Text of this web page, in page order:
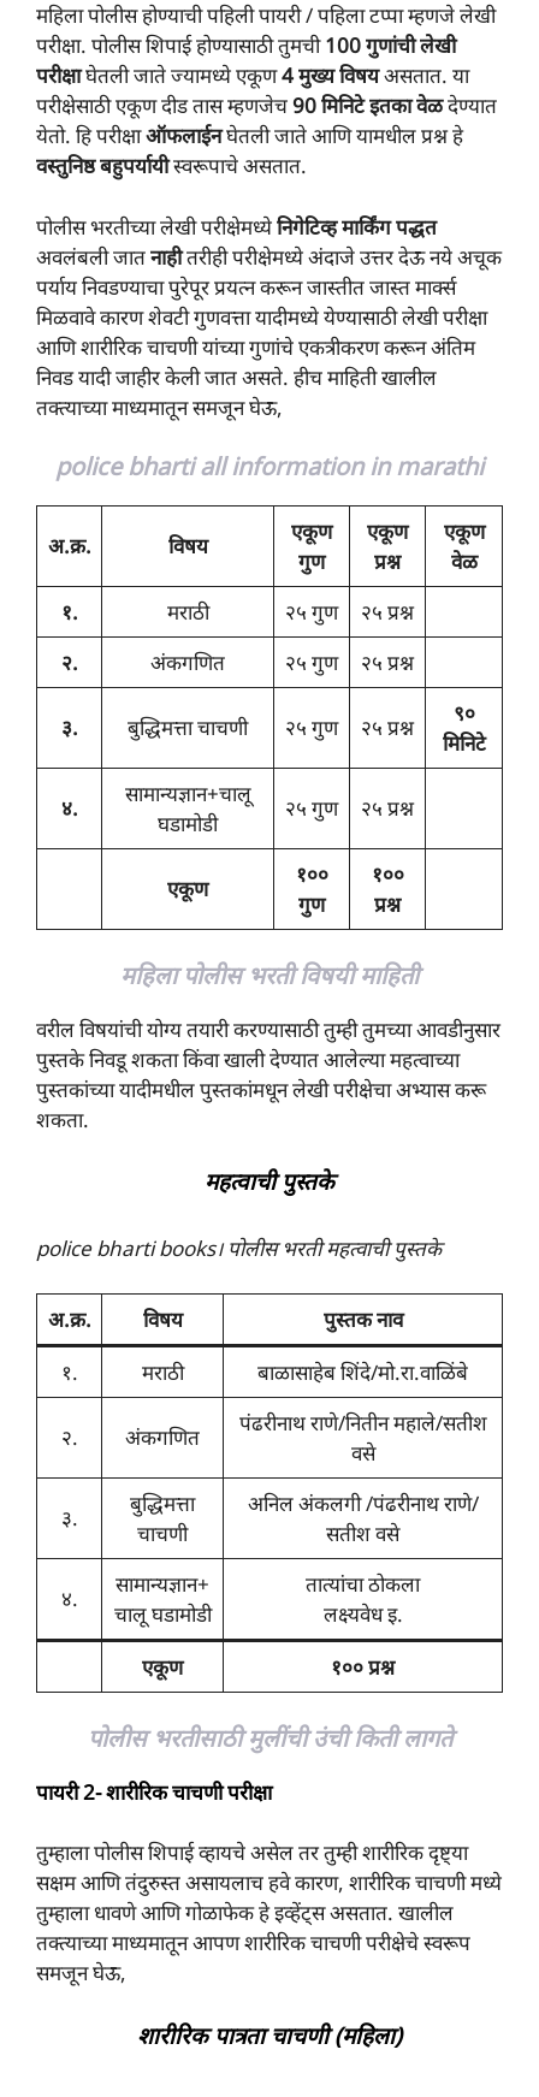
महिला पोलीस होण्याची पहिली पायरी / पहिला टप्पा म्हणजे लेखी
परीक्षा. पोलीस शिपाई होण्यासाठी तुमची100 गुणांची लेखी
परीक्षाघेतली जाते ज्यामध्ये एकूण4 मुख्य विषयअसतात. या
परीक्षेसाठी एकूण दीड तास म्हणजेच90 मिनिटे इतका वेळदेण्यात
येतो. हि परीक्षाऑफलाईनघेतली जाते आणि यामधील प्रश्न हे
वस्तुनिष्ठ बहुपर्यायीस्वरूपाचे असतात.
पोलीस भरतीच्या लेखी परीक्षेमध्येनिगेटिव्ह मार्किंग पद्धत
अवलंबली जातनाहीतरीही परीक्षेमध्ये अंदाजे उत्तर देऊ नये अचूक
पर्याय निवडण्याचा पुरेपूर प्रयत्न करून जास्तीत जास्त मार्क्स
मिळवावे कारण शेवटी गुणवत्ता यादीमध्ये येण्यासाठी लेखी परीक्षा
आणि शारीरिक चाचणी यांच्या गुणांचे एकत्रीकरण करून अंतिम
निवड यादी जाहीर केली जात असते. हीच माहिती खालील
तक्त्याच्या माध्यमातून समजून घेऊ,
police bharti all information in marathi
अ.क्र. विषय
एकूण
गुण
एकूण
प्रश्न
एकूण
वेळ
१.
मराठी २५ गुण
२५ प्रश्न
२.
अंकगणित २५ गुण २५ प्रश्न
३. बुद्धिमत्ता चाचणी २५ गुण २५ प्रश्न
९०
मिनिटे
४.
सामान्यज्ञान+चालू
घडामोडी
२५ गुण २५ प्रश्न
एकूण
१००
गुण
१००
प्रश्न
महिला पोलीस भरती विषयी माहिती
वरील विषयांची योग्य तयारी करण्यासाठी तुम्ही तुमच्या आवडीनुसार
पुस्तके निवडू शकता किंवा खाली देण्यात आलेल्या महत्वाच्या
पुस्तकांच्या यादीमधील पुस्तकांमधून लेखी परीक्षेचा अभ्यास करू
शकता.
महत्वाची पुस्तके
police bharti books। पोलीस भरती महत्वाची पुस्तके
अ.क्र. विषय
पुस्तक नाव
१.
मराठी बाळासाहेब शिंदे/मो.रा.वाळिंबे
२. अंकगणित
पंढरीनाथ राणे/नितीन महाले/सतीश
वसे
३.
बुद्धिमत्ता
चाचणी
अनिल अंकलगी /पंढरीनाथ राणे/
सतीश वसे
४.
सामान्यज्ञान+
चालू घडामोडी
तात्यांचा ठोकला
लक्ष्यवेध इ.
एकूण
१०० प्रश्न
पोलीस भरतीसाठी मुलींची उंची किती लागते
पायरी 2- शारीरिक चाचणी परीक्षा
तुम्हाला पोलीस शिपाई व्हायचे असेल तर तुम्ही शारीरिक दृष्ट्या
सक्षम आणि तंदुरुस्त असायलाच हवे कारण, शारीरिक चाचणी मध्ये
तुम्हाला धावणे आणि गोळाफेक हे इव्हेंट्स असतात. खालील
तक्त्याच्या माध्यमातून आपण शारीरिक चाचणी परीक्षेचे स्वरूप
समजून घेऊ,
शारीरिक पात्रता चाचणी (महिला)